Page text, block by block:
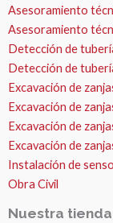
Asesoramiento
Asesoramiento
Detección de
Detección de
Excavación de
Excavación de
Excavación de
Excavación de
Instalación de
Obra Civil
Nuestra tienda